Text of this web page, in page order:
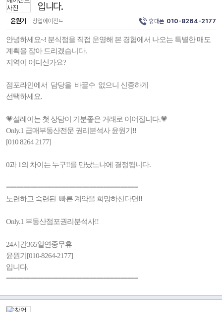
입니다.
윤원기 창업에이전트 휴대폰 010-8264-2177
안녕하세요~! 분식점을 직접 운영해 본 경험에서 나오는 특별한 매도
계획을 잡아 드리겠습니다.
지역이 어디신가요?
점포라인에서 담당을 바꿀수 없으니 신중하게
선택하세요.
💗설레이는 첫 상담이 기분좋은 거래로 이어집니다.💗
Only.1 급매부동산전문 권리분석사 윤원기!!
[010 8264 2177]
0과 1의 차이는 누구!!를 만났느냐에 결정됩니다.
======================================
노련하고 숙련된 빠른 계약을 희망하신다면!!
Only.1 부동산점포권리분석사!!
24시간365일연중무휴
윤원기[010-8264-2177]
입니다.
======================================